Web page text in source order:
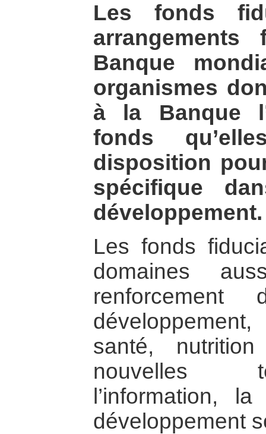
Les fonds
Banque
organismes
à la Banque
fonds
disposition
spécifique
développement.
Les fonds
domaines
santé,
nouvelles
l’information,
développement